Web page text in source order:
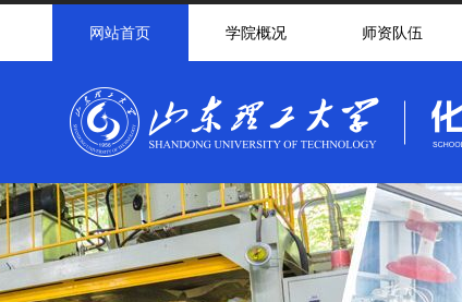
网站首页 学院概况 师资队伍